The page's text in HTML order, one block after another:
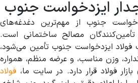
ایزدخواست جنوب
جنوب از مهم‌ترین دغدغه‌های
مصالح ساختمانی است.
فولاد ایزدخواست جنوب تأمین می‌شود،
وزن مناسب، و عرضه منظم، همواره
فولاد قرار دارد. در سایت ما، فولاد